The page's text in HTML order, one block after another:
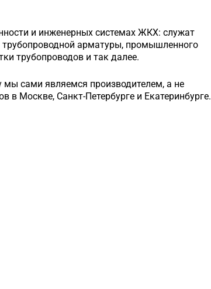
и инженерных системах ЖКХ: служат
арматуры, промышленного
трубопроводов и так далее.
сами являемся производителем, а не
в Москве, Санкт-Петербурге и Екатеринбурге.